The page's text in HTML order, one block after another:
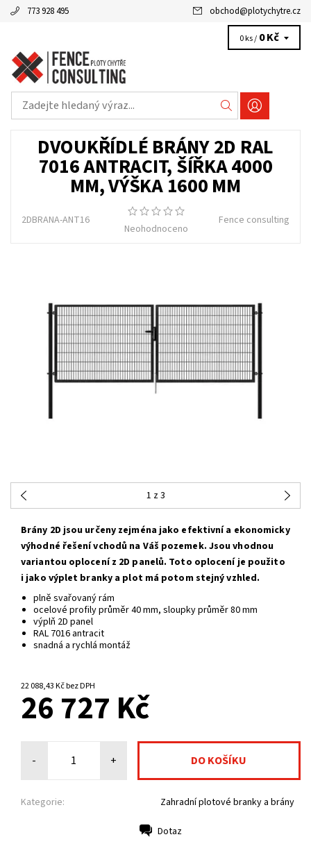
773 928 495 obchod@plotychytre.cz
0 ks / 0 Kč
DVOUKŘÍDLÉ BRÁNY 2D RAL
7016 ANTRACIT, ŠÍŘKA 4000
MM, VÝŠKA 1600 MM
2DBRANA-ANT16
Neohodnoceno
Fence consulting
1 z 3
Brány 2D jsou určeny zejména jako efektivní a ekonomicky
výhodné řešení vchodů na Váš pozemek. Jsou vhodnou
variantou oplocení z 2D panelů. Toto oplocení je použito
i jako výplet branky a plot má potom stejný vzhled.
plně svařovaný rám
ocelové profily průměr 40 mm, sloupky průměr 80 mm
výplň 2D panel
RAL 7016 antracit
snadná a rychlá montáž
22 088,43 Kč bez DPH
26 727 Kč
- +
Kategorie: Zahradní plotové branky a brány
Dotaz